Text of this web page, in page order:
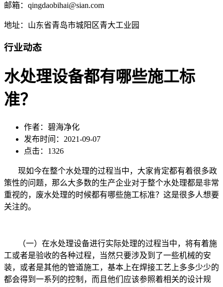
邮箱：qingdaobihai@sian.com
地址：山东省青岛市城阳区青大工业园
行业动态
水处理设备都有哪些施工标
准？
作者：碧海净化
发布时间：2021-09-07
点击：1326
现如今在整个水处理的过程当中，大家肯定都有着很多政
策性的问题，那么大多数的生产企业对于整个水处理都是非常
重视的，废水处理的时候都有哪些施工标准？这是很多人想要
关注的。
（一）在水处理设备进行实际处理的过程当中，将有着施
工或者是验收的各种过程，当然只要涉及到了一些机械的安
装，或者是其他的管道施工，基本上在焊接工艺上多多少少的
都会得到一系列的控制，而且他们应该参照着相关的设计规